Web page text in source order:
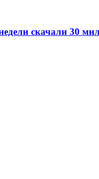
скачали 30